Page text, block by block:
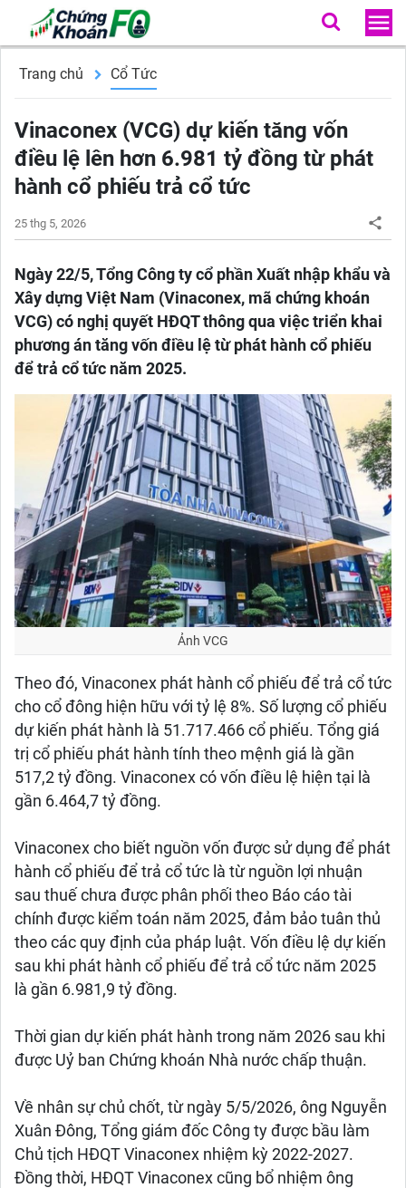
Trang chủ Cổ Tức
Vinaconex (VCG) dự kiến tăng vốn
điều lệ lên hơn 6.981 tỷ đồng từ phát
hành cổ phiếu trả cổ tức
25 thg 5, 2026
Ngày 22/5, Tổng Công ty cổ phần Xuất nhập khẩu và
Xây dựng Việt Nam (Vinaconex, mã chứng khoán
VCG) có nghị quyết HĐQT thông qua việc triển khai
phương án tăng vốn điều lệ từ phát hành cổ phiếu
để trả cổ tức năm 2025.
Ảnh VCG
Theo đó, Vinaconex phát hành cổ phiếu để trả cổ tức
cho cổ đông hiện hữu với tỷ lệ 8%. Số lượng cổ phiếu
dự kiến phát hành là 51.717.466 cổ phiếu. Tổng giá
trị cổ phiếu phát hành tính theo mệnh giá là gần
517,2 tỷ đồng. Vinaconex có vốn điều lệ hiện tại là
gần 6.464,7 tỷ đồng.
Vinaconex cho biết nguồn vốn được sử dụng để phát
hành cổ phiếu để trả cổ tức là từ nguồn lợi nhuận
sau thuế chưa được phân phối theo Báo cáo tài
chính được kiểm toán năm 2025, đảm bảo tuân thủ
theo các quy định của pháp luật. Vốn điều lệ dự kiến
sau khi phát hành cổ phiếu để trả cổ tức năm 2025
là gần 6.981,9 tỷ đồng.
Thời gian dự kiến phát hành trong năm 2026 sau khi
được Uỷ ban Chứng khoán Nhà nước chấp thuận.
Về nhân sự chủ chốt, từ ngày 5/5/2026, ông Nguyễn
Xuân Đông, Tổng giám đốc Công ty được bầu làm
Chủ tịch HĐQT Vinaconex nhiệm kỳ 2022-2027.
Đồng thời, HĐQT Vinaconex cũng bổ nhiệm ông